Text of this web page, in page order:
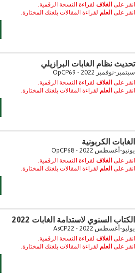
انقر على الغلاف لقراءة النسخة الرقمية.
انقر على العلم لقراءة المقالات بلغتك المختارة.
تحديث نظام الغابات البرازيلي
سبتمبر-نوفمبر 2022 - OpCP69
انقر على الغلاف لقراءة النسخة الرقمية.
انقر على العلم لقراءة المقالات بلغتك المختارة.
الغابات الكربونية
يونيو-أغسطس 2022 - OpCP68
انقر على الغلاف لقراءة النسخة الرقمية.
انقر على العلم لقراءة المقالات بلغتك المختارة.
الكتاب السنوي لاستدامة الغابات 2022
يوليو-أغسطس 2022 - AsCP22
انقر على الغلاف لقراءة النسخة الرقمية.
انقر على العلم لقراءة المقالات بلغتك المختارة.